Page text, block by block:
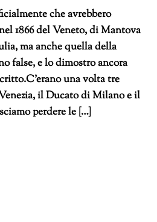
che avrebbero
1866 del Veneto, di Mantova
ma anche quella della
false, e lo dimostro ancora
una volta tre
il Ducato di Milano e il
perdere le […]